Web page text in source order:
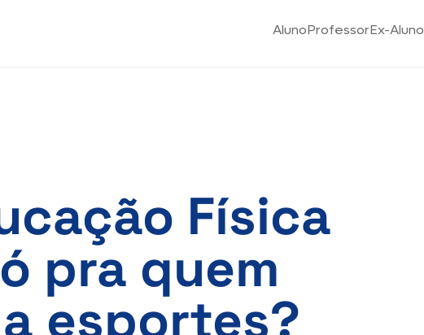
AlunoProfessorEx-Aluno
Física
pra quem
esportes?